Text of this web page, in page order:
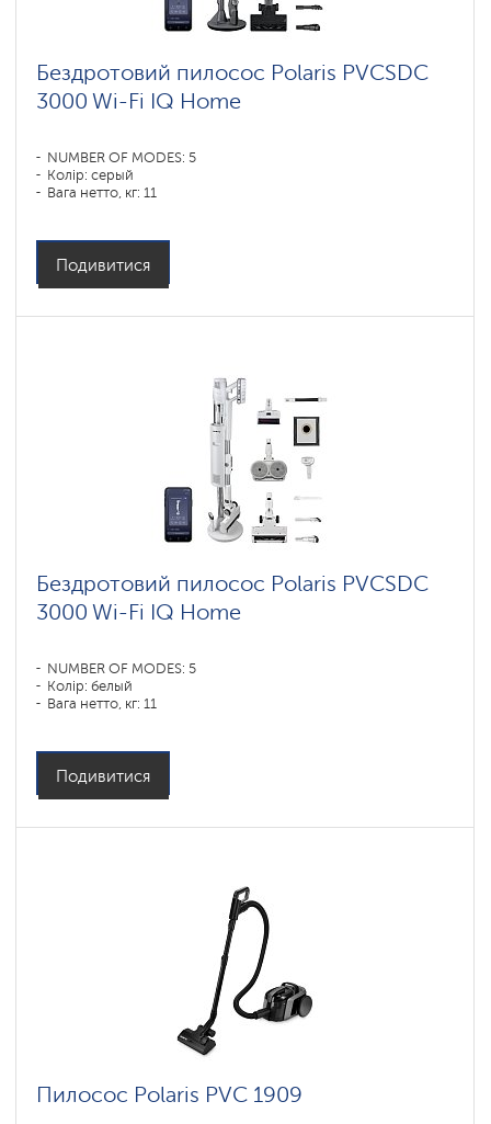
Бездротовий пилосос Polaris PVCSDC
3000 Wi-Fi IQ Home
NUMBER OF MODES: 5
Колір: серый
Вага нетто, кг: 11
Подивитися
Бездротовий пилосос Polaris PVCSDC
3000 Wi-Fi IQ Home
NUMBER OF MODES: 5
Колір: белый
Вага нетто, кг: 11
Подивитися
Пилосос Polaris PVC 1909